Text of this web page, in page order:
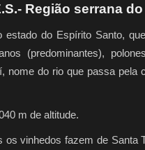
Região serrana do
do Espírito Santo,
(predominantes),
nome do rio que passa pela
m de altitude.
vinhedos fazem de Santa